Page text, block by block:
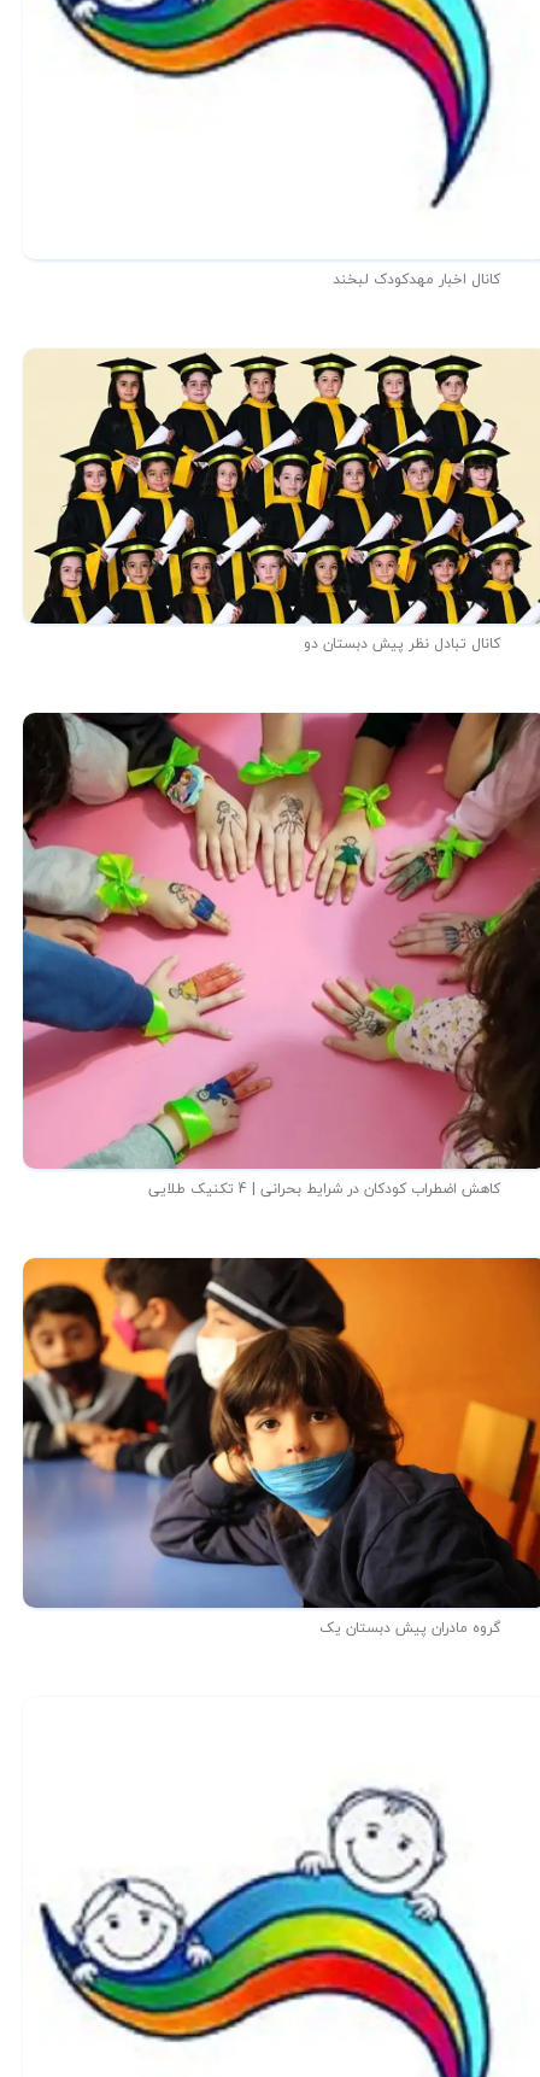
کانال اخبار مهدکودک لبخند
کانال تبادل نظر پیش دبستان دو
کاهش اضطراب کودکان در شرایط بحرانی | 4 تکنیک طلایی
گروه مادران پیش دبستان یک